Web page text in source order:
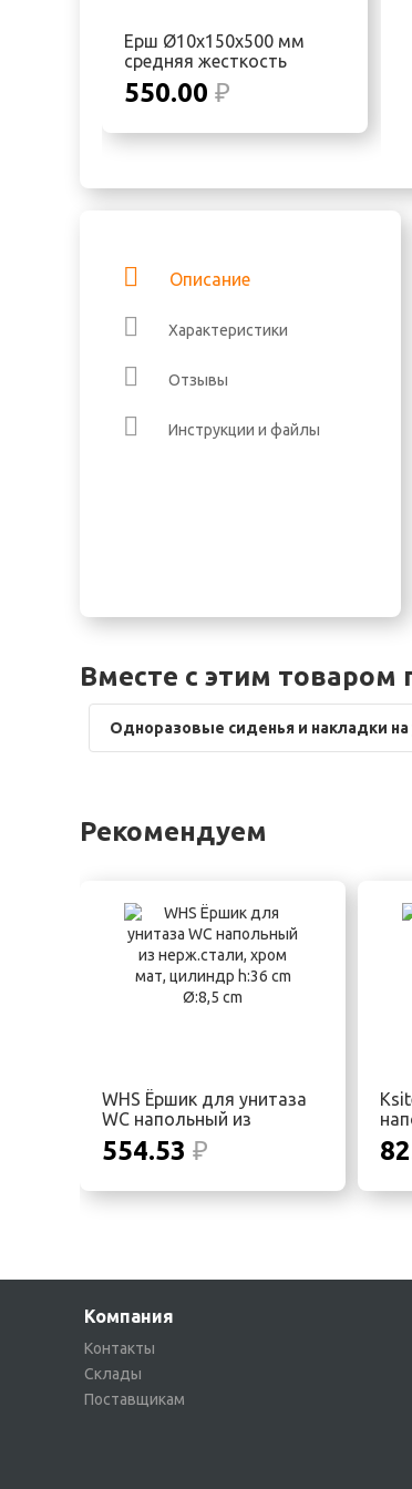
Ерш Ø10х150х500 мм
средняя жесткость
550.00 ₽
Описание
Характеристики
Отзывы
Инструкции и файлы
Вместе с этим товаром
Одноразовые сиденья и накладки на
Рекомендуем
WHS Ёршик для унитаза
WC напольный из
нерж.стали, хром мат,
цилиндр h:36 сm Ø:8,5 cm
554.53 ₽
Компания
Контакты
Склады
Поставщикам